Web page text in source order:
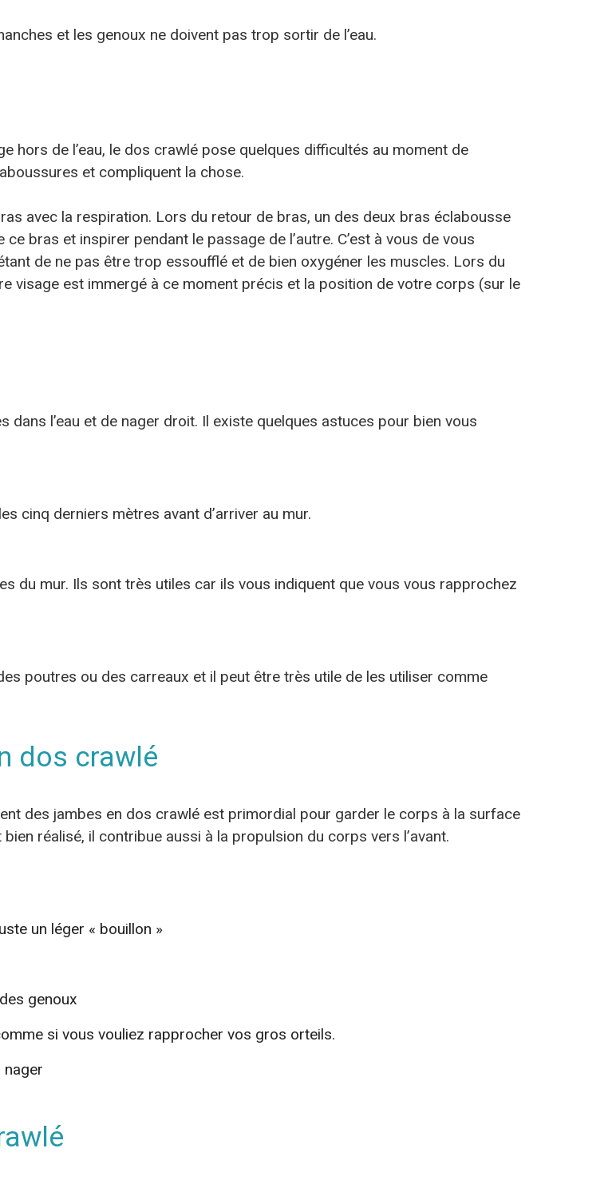
et les genoux ne doivent pas trop sortir de l’eau.
hors de l’eau, le dos crawlé pose quelques difficultés au moment de
et compliquent la chose.
avec la respiration. Lors du retour de bras, un des deux bras éclabousse
bras et inspirer pendant le passage de l’autre. C’est à vous de vous
de ne pas être trop essoufflé et de bien oxygéner les muscles. Lors du
visage est immergé à ce moment précis et la position de votre corps (sur le
dans l’eau et de nager droit. Il existe quelques astuces pour bien vous
cinq derniers mètres avant d’arriver au mur.
du mur. Ils sont très utiles car ils vous indiquent que vous vous rapprochez
poutres ou des carreaux et il peut être très utile de les utiliser comme
dos crawlé
des jambes en dos crawlé est primordial pour garder le corps à la surface
bien réalisé, il contribue aussi à la propulsion du corps vers l’avant.
un léger « bouillon »
genoux
si vous vouliez rapprocher vos gros orteils.
nager